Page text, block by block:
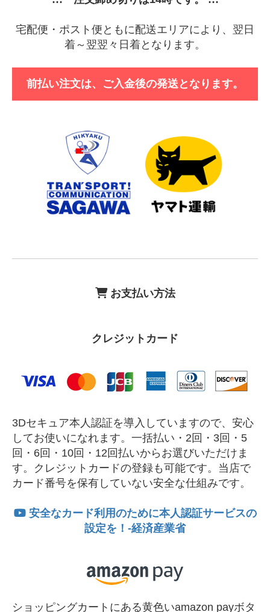
宅配便・ポスト便ともに配送エリアにより、翌日
着～翌翌々日着となります。
前払い注文は、ご入金後の発送となります。
お支払い方法
クレジットカード
3Dセキュア本人認証を導入していますので、安心
してお使いになれます。一括払い・2回・3回・5
回・6回・10回・12回払いからお選びいただけま
す。クレジットカードの登録も可能です。当店で
カード番号を保有していない安全な仕組みです。
安全なカード利用のために本人認証サービスの
設定を！-経済産業省
ショッピングカートにある黄色いamazon payボタ